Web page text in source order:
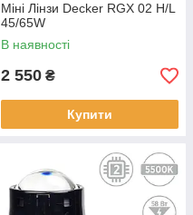
Міні Лінзи Decker RGX 02 H/L
45/65W
В наявності
2 550 ₴
Купити